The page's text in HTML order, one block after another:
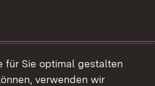
für Sie optimal gestalten
verwenden wir